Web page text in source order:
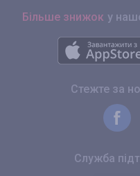
Більше знижок у
Стежте за
Служба